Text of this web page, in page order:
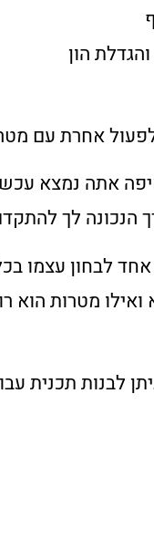
הון
אחרת עם
אתה נמצא
הנכונה לך
לבחון עצמו
ואילו מטרות הוא
לבנות תכנית